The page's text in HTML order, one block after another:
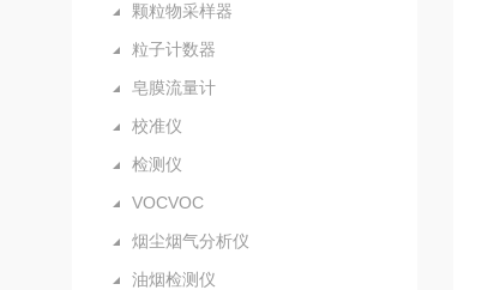
颗粒物采样器
粒子计数器
皂膜流量计
校准仪
检测仪
VOCVOC
烟尘烟气分析仪
油烟检测仪